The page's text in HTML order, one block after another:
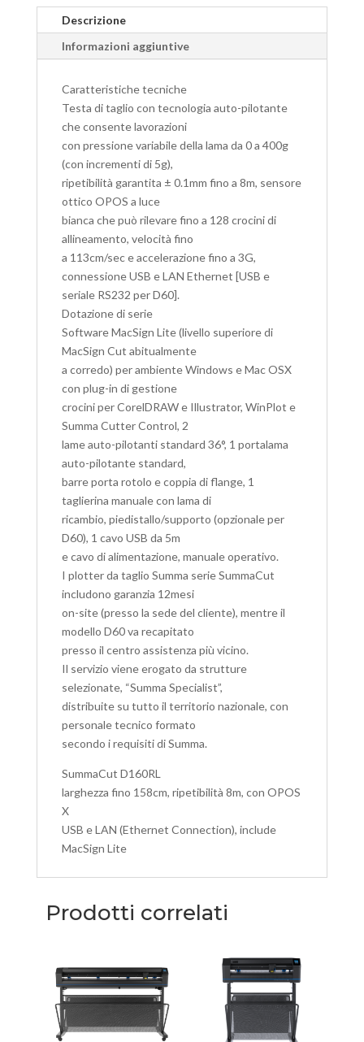
Descrizione
Informazioni aggiuntive
Caratteristiche tecniche
Testa di taglio con tecnologia auto-pilotante
che consente lavorazioni
con pressione variabile della lama da 0 a 400g
(con incrementi di 5g),
ripetibilità garantita ± 0.1mm fino a 8m, sensore
ottico OPOS a luce
bianca che può rilevare fino a 128 crocini di
allineamento, velocità fino
a 113cm/sec e accelerazione fino a 3G,
connessione USB e LAN Ethernet [USB e
seriale RS232 per D60].
Dotazione di serie
Software MacSign Lite (livello superiore di
MacSign Cut abitualmente
a corredo) per ambiente Windows e Mac OSX
con plug-in di gestione
crocini per CorelDRAW e Illustrator, WinPlot e
Summa Cutter Control, 2
lame auto-pilotanti standard 36°, 1 portalama
auto-pilotante standard,
barre porta rotolo e coppia di flange, 1
taglierina manuale con lama di
ricambio, piedistallo/supporto (opzionale per
D60), 1 cavo USB da 5m
e cavo di alimentazione, manuale operativo.
I plotter da taglio Summa serie SummaCut
includono garanzia 12mesi
on-site (presso la sede del cliente), mentre il
modello D60 va recapitato
presso il centro assistenza più vicino.
Il servizio viene erogato da strutture
selezionate, “Summa Specialist”,
distribuite su tutto il territorio nazionale, con
personale tecnico formato
secondo i requisiti di Summa.
SummaCut D160RL
larghezza fino 158cm, ripetibilità 8m, con OPOS
X
USB e LAN (Ethernet Connection), include
MacSign Lite
Prodotti correlati